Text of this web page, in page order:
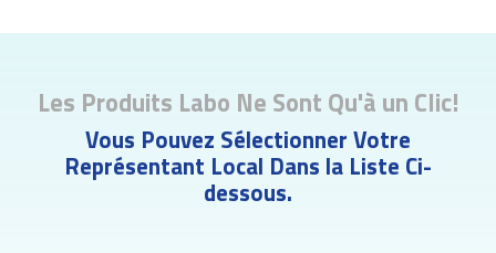
Les Produits Labo Ne Sont Qu'à un Clic!
Vous Pouvez Sélectionner Votre
Représentant Local Dans la Liste Ci-
dessous.